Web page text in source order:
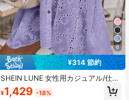
6
¥314 節約
SHEIN LUNE 女性用カジュアル/仕事
用 無地 ホールアウト 刺繍ブラウス
¥1,429 -18%